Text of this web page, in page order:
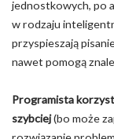
jednostkowych, po
w rodzaju
przyspieszają
nawet pomogą
Programista
szybciej(bo może